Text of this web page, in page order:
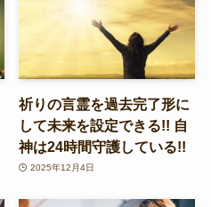
祈りの言霊を過去完了形に
して未来を設定できる!! 自
神は24時間守護している!!
2025年12月4日